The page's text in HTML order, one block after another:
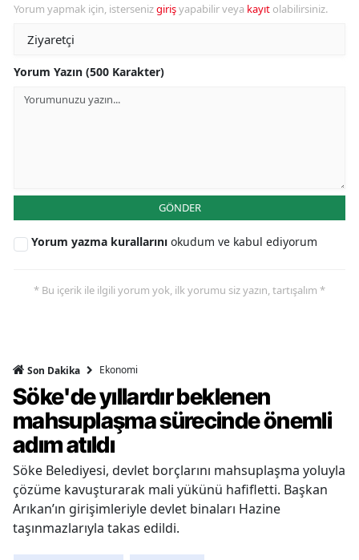
Yorum yapmak için, istersenizgirişyapabilir veya kayıt olabilirsiniz.
Yorum Yazın (500 Karakter)
GÖNDER
Yorum yazma kurallarını okudum ve kabul ediyorum
* Bu içerik ile ilgili yorum yok, ilk yorumu siz yazın, tartışalım *
Son Dakika Ekonomi
Söke'de yıllardır beklenen
mahsuplaşma sürecinde önemli
adım atıldı
Söke Belediyesi, devlet borçlarını mahsuplaşma yoluyla
çözüme kavuşturarak mali yükünü hafifletti. Başkan
Arıkan’ın girişimleriyle devlet binaları Hazine
taşınmazlarıyla takas edildi.